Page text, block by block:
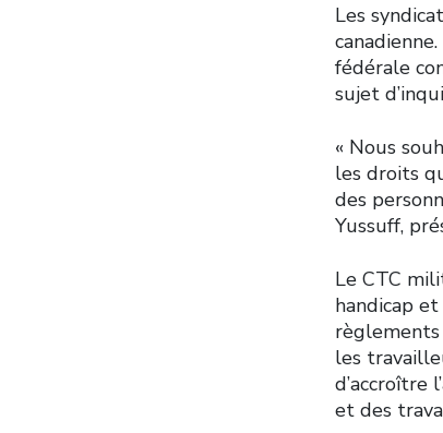
Les
fédérale
sujet
« Nous
les droits
des
Yussuff,
Le CTC
handicap
les
d’accroître
et des